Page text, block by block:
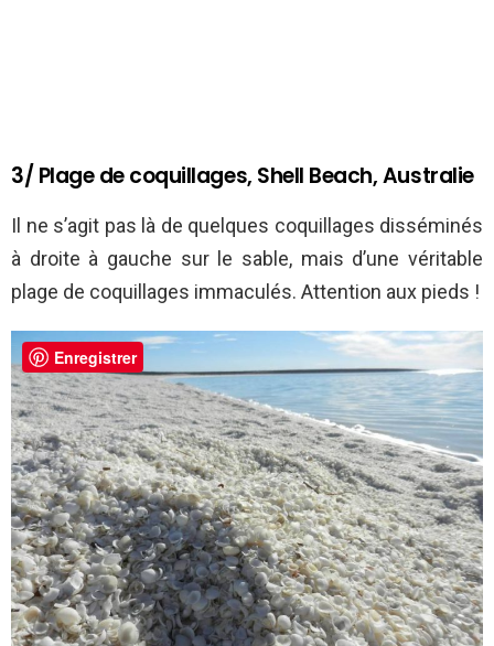
3/ Plage de coquillages, Shell Beach, Australie
Il ne s’agit pas là de quelques coquillages disséminés
à droite à gauche sur le sable, mais d’une véritable
plage de coquillages immaculés. Attention aux pieds !
Enregistrer